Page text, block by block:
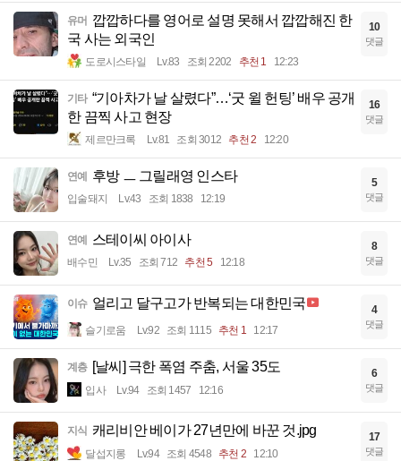
유머 깝깝하다를 영어로 설명 못해서 깝깝해진 한
국 사는 외국인
도로시스타일 Lv.83 조회 2202 추천 1 12:23
10
댓글
기타 “기아차가 날 살렸다”…‘굿 윌 헌팅’ 배우 공개
한 끔찍 사고 현장
제르만크록 Lv.81 조회 3012 추천 2 12:20
16
댓글
연예 후방 ㅡ 그릴래영 인스타
입술돼지 Lv.43 조회 1838 12:19
5
댓글
연예 스테이씨 아이사
배수민 Lv.35 조회 712 추천 5 12:18
8
댓글
이슈 얼리고 달구고가 반복되는 대한민국
슬기로움 Lv.92 조회 1115 추천 1 12:17
4
댓글
계층 [날씨] 극한 폭염 주춤, 서울 35도
입사 Lv.94 조회 1457 12:16
6
댓글
지식 캐리비안 베이가 27년만에 바꾼 것.jpg
달섭지롱 Lv.94 조회 4548 추천 2 12:10
17
댓글